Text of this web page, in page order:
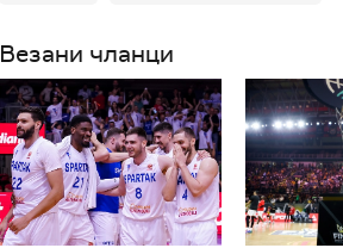
Везани чланци